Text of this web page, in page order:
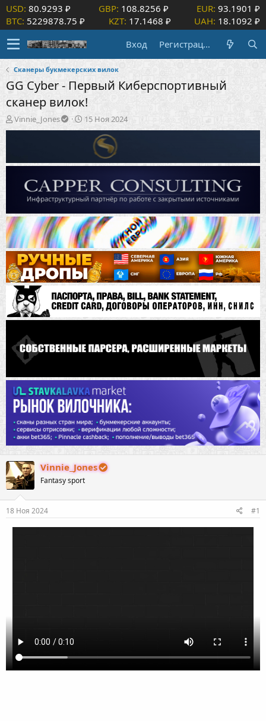
USD: 80.9293 ₽ GBP: 108.8256 ₽ EUR: 93.1901 ₽
BTC: 5229878.75 ₽ KZT: 17.1468 ₽ UAH: 18.1092 ₽
Вход
Регистрация
Сканеры букмекерских вилок
GG Cyber - Первый Киберспортивный
сканер вилок!
А
в
р
Vinnie_Jones
Д
а
н
ч
а
л
а
15 Ноя 2024
Vinnie_Jones
Fantasy sport
18 Ноя 2024 #1